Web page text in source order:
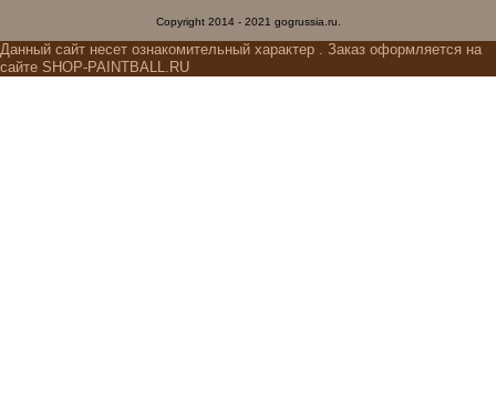
Copyright 2014 - 2021 gogrussia.ru.
Данный сайт несет ознакомительный характер . Заказ оформляется на
сайте SHOP-PAINTBALL.RU